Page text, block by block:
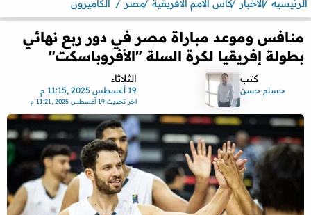
الرئيسيه الأخبار كأس الامم الافريقية مصر الكاميرون
منافس وموعد مباراة مصر في دور ربع نهائي
بطولة إفريقيا لكرة السلة "الأفروباسكت"
كتب
حسام حسن
الثلاثاء
19 أغسطس 2025 ,11:15 م
اخر تحديث19 أغسطس 2025 ,11:21 م